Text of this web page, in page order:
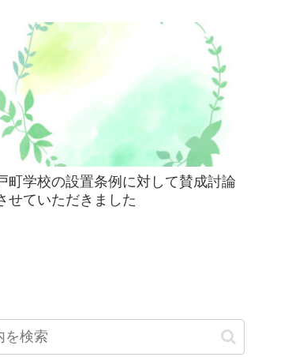
町学校の設置条例に対して賛成討論
せていただきました